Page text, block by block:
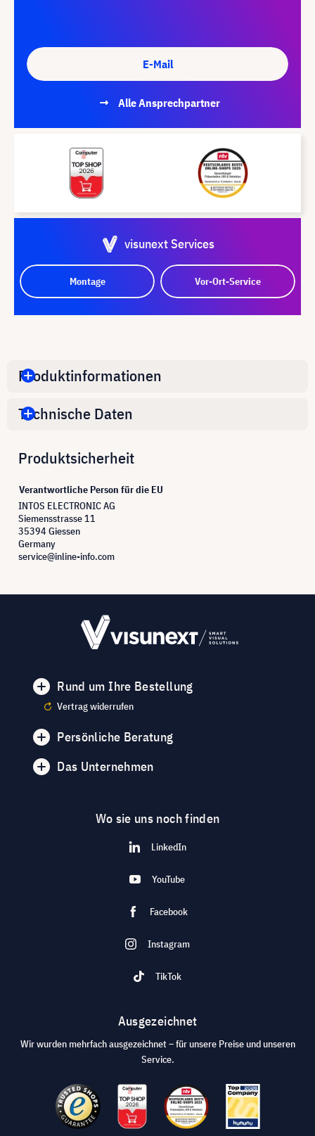
E-Mail
Alle Ansprechpartner
visunext Services
Montage Vor-Ort-Service
Produktinformationen
Technische Daten
Produktsicherheit
Verantwortliche Person für die EU
INTOS ELECTRONIC AG
Siemensstrasse 11
35394 Giessen
Germany
service@inline-info.com
Rund um Ihre Bestellung
Vertrag widerrufen
Persönliche Beratung
Das Unternehmen
Wo sie uns noch finden
LinkedIn
YouTube
Facebook
Instagram
TikTok
Ausgezeichnet
Wir wurden mehrfach ausgezeichnet – für unsere Preise und unseren
Service.